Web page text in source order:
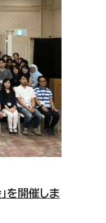
を開催しま